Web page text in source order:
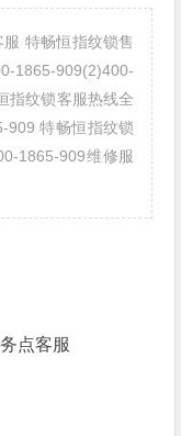
特畅恒指纹锁售
1865-909(2)400-
指纹锁客服热线全
909 特畅恒指纹锁
1865-909维修服
点客服